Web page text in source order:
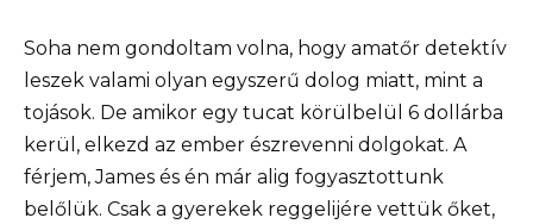
Soha nem gondoltam volna, hogy amatőr detektív
leszek valami olyan egyszerű dolog miatt, mint a
tojások. De amikor egy tucat körülbelül 6 dollárba
kerül, elkezd az ember észrevenni dolgokat. A
férjem, James és én már alig fogyasztottunk
belőlük. Csak a gyerekek reggelijére vettük őket,